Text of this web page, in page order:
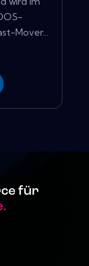
Mover...
für